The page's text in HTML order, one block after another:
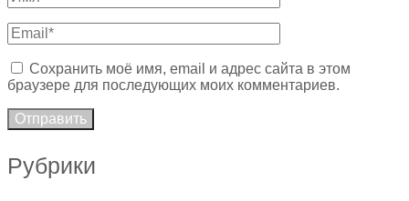
Сохранить моё имя, email и адрес сайта в этом
браузере для последующих моих комментариев.
Рубрики